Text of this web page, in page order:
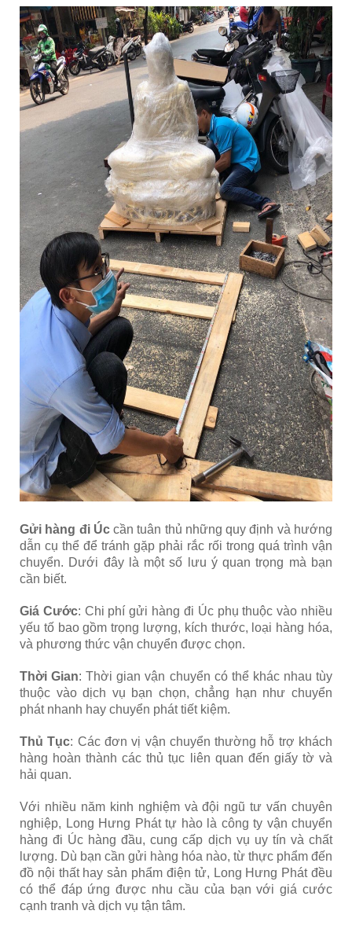
Gửi hàng đi Úccần tuân thủ những quy định và hướng
dẫn cụ thể để tránh gặp phải rắc rối trong quá trình vận
chuyển. Dưới đây là một số lưu ý quan trọng mà bạn
cần biết.
Giá Cước: Chi phí gửi hàng đi Úc phụ thuộc vào nhiều
yếu tố bao gồm trọng lượng, kích thước, loại hàng hóa,
và phương thức vận chuyển được chọn.
Thời Gian: Thời gian vận chuyển có thể khác nhau tùy
thuộc vào dịch vụ bạn chọn, chẳng hạn như chuyển
phát nhanh hay chuyển phát tiết kiệm.
Thủ Tục: Các đơn vị vận chuyển thường hỗ trợ khách
hàng hoàn thành các thủ tục liên quan đến giấy tờ và
hải quan.
Với nhiều năm kinh nghiệm và đội ngũ tư vấn chuyên
nghiệp, Long Hưng Phát tự hào là công ty vận chuyển
hàng đi Úc hàng đầu, cung cấp dịch vụ uy tín và chất
lượng. Dù bạn cần gửi hàng hóa nào, từ thực phẩm đến
đồ nội thất hay sản phẩm điện tử, Long Hưng Phát đều
có thể đáp ứng được nhu cầu của bạn với giá cước
cạnh tranh và dịch vụ tận tâm.